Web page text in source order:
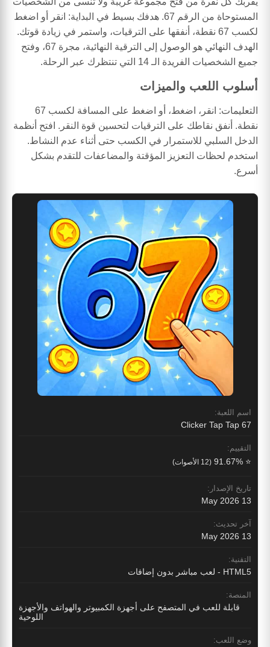
المستوحاة من الرقم 67. هدفك بسيط في البداية: انقر أو اضغط
لكسب 67 نقطة، أنفقها على الترقيات، واستمر في زيادة قوتك.
الهدف النهائي هو الوصول إلى الترقية النهائية، مجرة 67، وفتح
جميع الشخصيات الفريدة الـ 14 التي تنتظرك عبر الرحلة.
أسلوب اللعب والميزات
التعليمات: انقر، اضغط، أو اضغط على المسافة لكسب 67
نقطة. أنفق نقاطك على الترقيات لتحسين قوة النقر. افتح أنظمة
الدخل السلبي للاستمرار في الكسب حتى أثناء عدم النشاط.
استخدم لحظات التعزيز المؤقتة والمضاعفات للتقدم بشكل
أسرع.
اسم اللعبة:
67 Clicker Tap Tap
التقييم:
⭐ 91.67% (12 الأصوات)
تاريخ الإصدار:
13 May 2026
آخر تحديث:
13 May 2026
التقنية:
HTML5 - لعب مباشر بدون إضافات
المنصة:
قابلة للعب في المتصفح على أجهزة الكمبيوتر والهواتف والأجهزة
اللوحية
وضع اللعب: